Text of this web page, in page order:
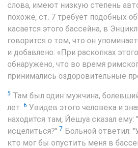
слова, имеют низкую степень
похоже, ст. 7 требует подобных
касается этого бассейна, в
говорится о том, что он
и добавлено: «При раскопках
обнаружено, что во время
принимались оздоровительные
5 Там был один мужчина,
лет. 6 Увидев этого человека и
находится там, Йешуа сказал
исцелиться?" 7 Больной ответил:
кто мог бы опустить меня в